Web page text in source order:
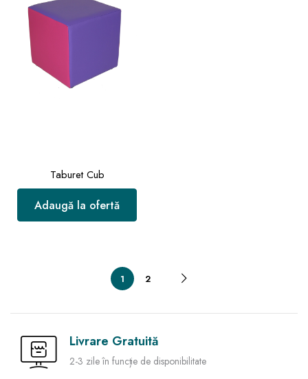
Taburet Cub
Adaugă la ofertă
1 2
Livrare Gratuită
2-3 zile în funcție de disponibilitate